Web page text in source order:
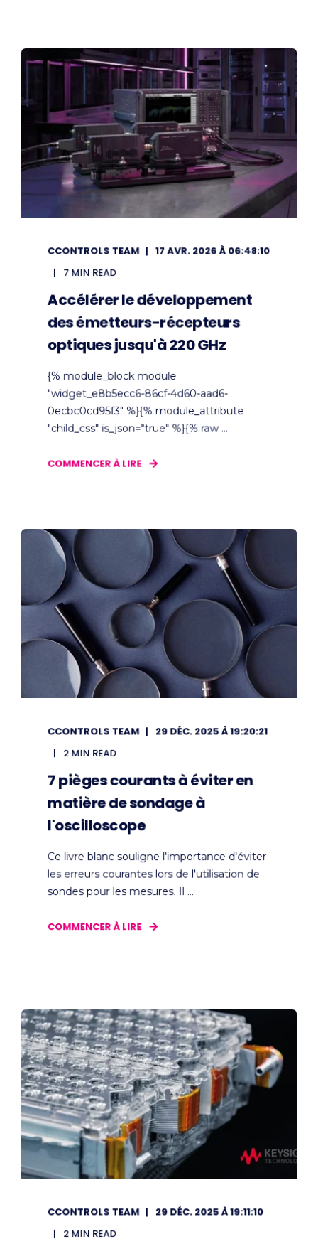
CCONTROLS TEAM
17 AVR. 2026 À 06:48:10
7 MIN READ
Accélérer le développement
des émetteurs-récepteurs
optiques jusqu'à 220 GHz
{% module_block module
"widget_e8b5ecc6-86cf-4d60-aad6-
0ecbc0cd95f3" %}{% module_attribute
"child_css" is_json="true" %}{% raw ...
COMMENCER À LIRE
CCONTROLS TEAM
29 DÉC. 2025 À 19:20:21
2 MIN READ
7 pièges courants à éviter en
matière de sondage à
l'oscilloscope
Ce livre blanc souligne l'importance d'éviter
les erreurs courantes lors de l'utilisation de
sondes pour les mesures. Il ...
COMMENCER À LIRE
CCONTROLS TEAM
29 DÉC. 2025 À 19:11:10
2 MIN READ